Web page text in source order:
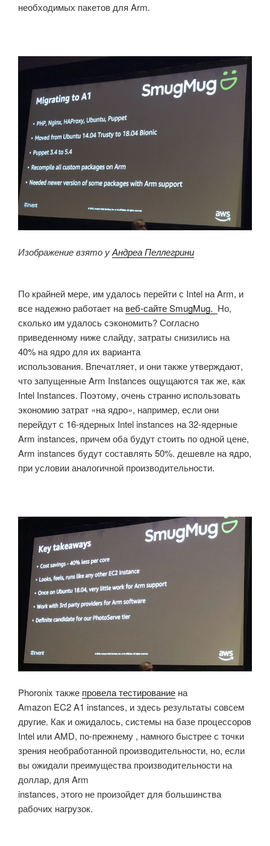
необходимых пакетов для Arm.
Изображение взято уАндреа Пеллегрини
По крайней мере, им удалось перейти с Intel на Arm, и
все надежно работает навеб-сайте SmugMug. Но,
сколько им удалось сэкономить?Согласно
приведенному ниже слайду, затраты снизились на
40% на ядро для их варианта
использования. Впечатляет, и они также утверждают,
что запущенные Arm Instances ощущаются так же, как
Intel Instances. Поэтому, оченьстранно использовать
экономию затрат «на ядро», например, если они
перейдут с 16-ядерных Intel instances на 32-ядерные
Arm instances, причем оба будут стоить по одной цене,
Arm instances будут составлять 50%. дешевле на ядро,
при условии аналогичной производительности.
Phoronix также провела тестирование на
Amazon EC2 A1 instances, и здесь результаты совсем
другие. Как и ожидалось, системы на базе процессоров
Intel или AMD, по-прежнему , намного быстрее с точки
зрения необработанной производительности, но, если
вы ожидали преимущества производительности на
доллар, для Arm
instances, этого не произойдет для большинства
рабочих нагрузок.